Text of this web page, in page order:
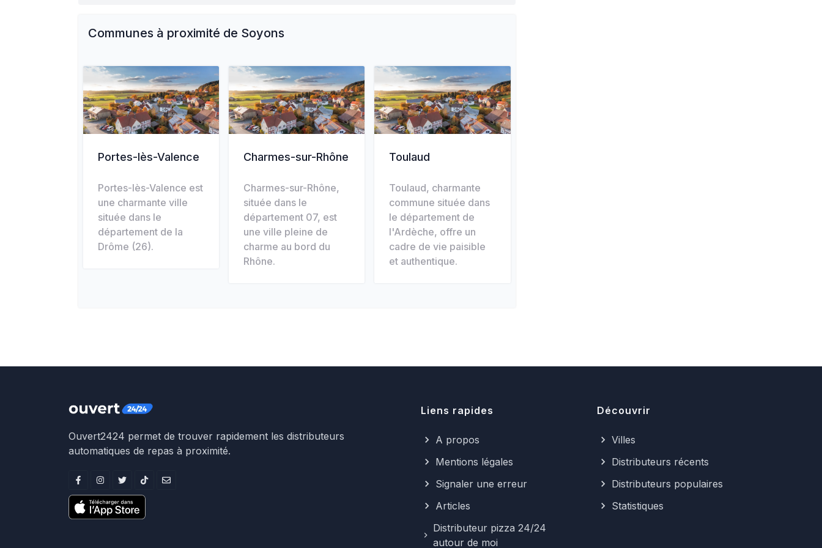
Communes à proximité de Soyons
Portes-lès-Valence
Portes-lès-Valence est
une charmante ville
située dans le
département de la
Drôme (26).
Charmes-sur-Rhône
Charmes-sur-Rhône,
située dans le
département 07, est
une ville pleine de
charme au bord du
Rhône.
Toulaud
Toulaud, charmante
commune située dans
le département de
l'Ardèche, offre un
cadre de vie paisible
et authentique.
Ouvert2424 permet de trouver rapidement les distributeurs
automatiques de repas à proximité.
Liens rapides
A propos
Mentions légales
Signaler une erreur
Articles
Distributeur pizza 24/24
autour de moi
Découvrir
Villes
Distributeurs récents
Distributeurs populaires
Statistiques